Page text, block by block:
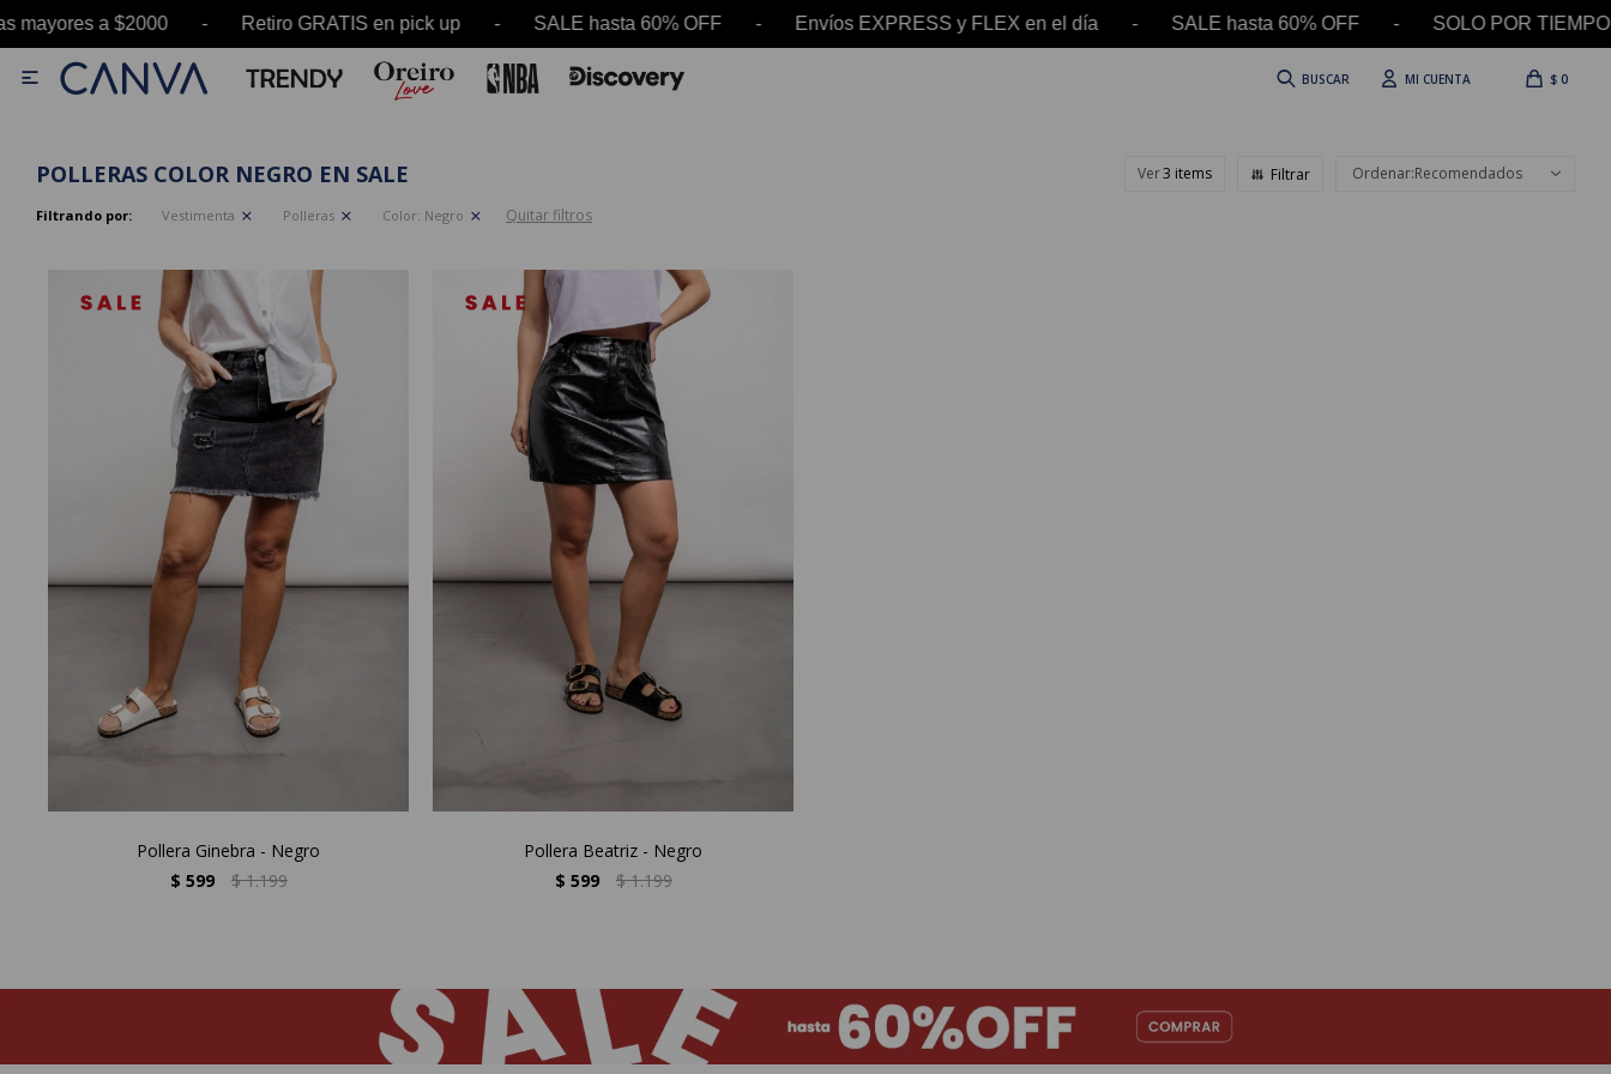
mayores a $2000 - Retiro GRATIS en pick up - SALE hasta 60% OFF - Envíos EXPRESS y FLEX en el día - SALE hasta 60% OFF - SOLO POR TIEMPO
$ 0

POLLERAS COLOR NEGRO EN SALE Ver Recomendados
Filtrando por: Vestimenta Polleras Color: Negro Quitar filtros
Pollera Ginebra - Negro
$ 599 $ 1.199
Pollera Beatriz - Negro
$ 599 $ 1.199